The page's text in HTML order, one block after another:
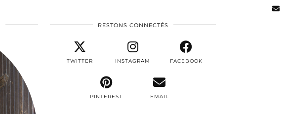
RESTONS CONNECTÉS
TWITTER INSTAGRAM FACEBOOK
PINTEREST EMAIL